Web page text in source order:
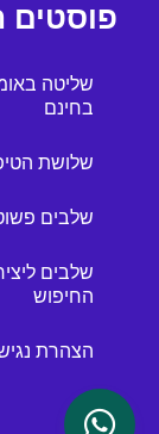
פוסטים
שליטה
בחינם
שלושת
שלבים
שלבים
החיפוש
הצהרת